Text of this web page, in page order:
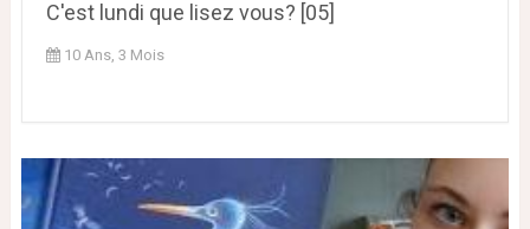
C'est lundi que lisez vous? [05]
10 Ans, 3 Mois